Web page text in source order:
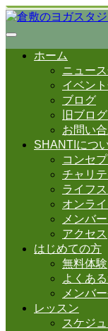
ホーム
ニュー
イベン
ブログ
旧ブロ
お問い
SHANTIにつ
コンセプ
チャリ
ライフ
オンラ
メンバ
アクセス
はじめての方
無料体験
よくあ
メンバ
レッスン
スケジ